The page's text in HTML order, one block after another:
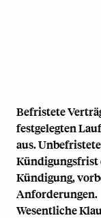
Befristete
festgelegten
aus.
Kündigungsfrist
Kündigung,
Anforderungen.
Wesentliche